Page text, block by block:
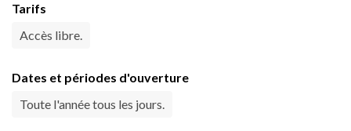
Tarifs
Accès libre.
Dates et périodes d'ouverture
Toute l'année tous les jours.